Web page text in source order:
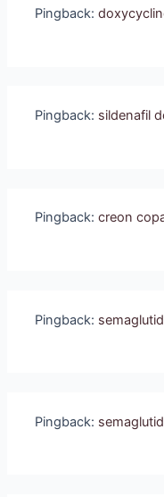
Pingback:
Pingback: sildenafil
Pingback:creon
Pingback:
Pingback: